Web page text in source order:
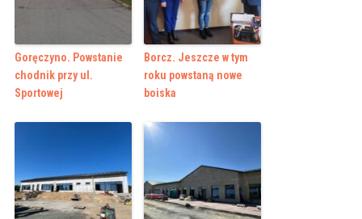
Goręczyno. Powstanie
chodnik przy ul.
Sportowej
Borcz. Jeszcze w tym
roku powstaną nowe
boiska